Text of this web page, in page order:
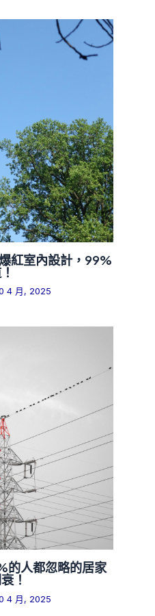
紅室內設計，99%
4 月, 2025
的人都忽略的居家
！
4 月, 2025